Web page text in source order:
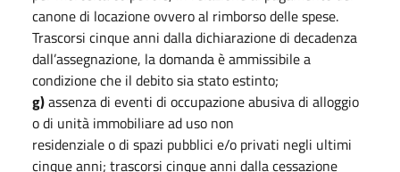
canone di locazione ovvero al rimborso delle spese.
Trascorsi cinque anni dalla dichiarazione di decadenza
dall’assegnazione, la domanda è ammissibile a
condizione che il debito sia stato estinto;
g)assenza di eventi di occupazione abusiva di alloggio
o di unità immobiliare ad uso non
residenziale o di spazi pubblici e/o privati negli ultimi
cinque anni; trascorsi cinque anni dalla cessazione